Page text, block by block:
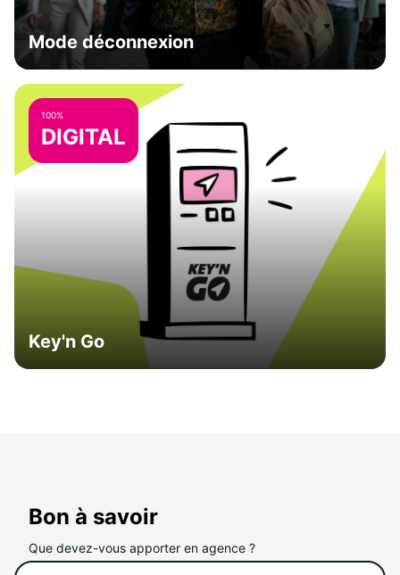
Mode déconnexion
100%
DIGITAL
Key'n Go
Bon à savoir
Que devez-vous apporter en agence ?